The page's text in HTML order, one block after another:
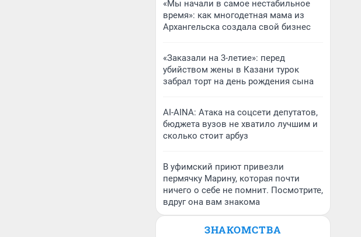
«Мы начали в самое нестабильное
время»: как многодетная мама из
Архангельска создала свой бизнес
«Заказали на 3-летие»: перед
убийством жены в Казани турок
забрал торт на день рождения сына
AI-AINA: Атака на соцсети депутатов,
бюджета вузов не хватило лучшим и
сколько стоит арбуз
В уфимский приют привезли
пермячку Марину, которая почти
ничего о себе не помнит. Посмотрите,
вдруг она вам знакома
ЗНАКОМСТВА